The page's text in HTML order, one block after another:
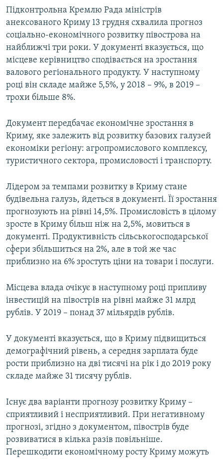
Підконтрольна Кремлю Рада міністрів
анексованого Криму 13 грудня схвалила прогноз
соціально-економічного розвитку півострова на
найближчі три роки. У документі вказується, що
місцеве керівництво сподівається на зростання
валового регіонального продукту. У наступному
році він складе майже 5,5%, у 2018 – 9%, в 2019 –
трохи більше 8%.
Документ передбачає економічне зростання в
Криму, яке залежить від розвитку базових галузей
економіки регіону: агропромислового комплексу,
туристичного сектора, промисловості і транспорту.
Лідером за темпами розвитку в Криму стане
будівельна галузь, йдеться в документі. Її зростання
прогнозують на рівні 14,5%. Промисловість в цілому
зросте в Криму більш ніж на 2,5%, мовиться в
документі. Продуктивність сільськогосподарської
сфери збільшиться на 2%, але в той же час
приблизно на 6% зростуть ціни на товари і послуги.
Місцева влада очікує в наступному році припливу
інвестицій на півострів на рівні майже 31 млрд
рублів. У 2019 – понад 37 мільярдів рублів.
У документі вказується, що в Криму підвищиться
демографічний рівень, а середня зарплата буде
рости приблизно на дві тисячі на рік і до 2019 року
складе майже 31 тисячу рублів.
Існує два варіанти прогнозу розвитку Криму –
сприятливий і несприятливий. При негативному
прогнозі, згідно з документом, півострів буде
розвиватися в кілька разів повільніше.
Перешкодити економічному росту Криму можуть